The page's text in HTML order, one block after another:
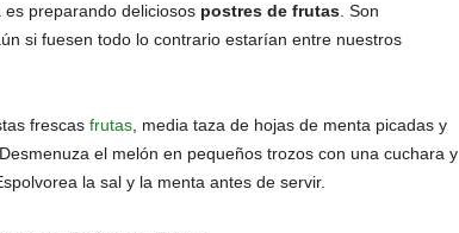
preparando deliciosos postres de frutas. Son
si fuesen todo lo contrario estarían entre nuestros
frescas frutas, media taza de hojas de menta picadas y
el melón en pequeños trozos con una cuchara y
la sal y la menta antes de servir.